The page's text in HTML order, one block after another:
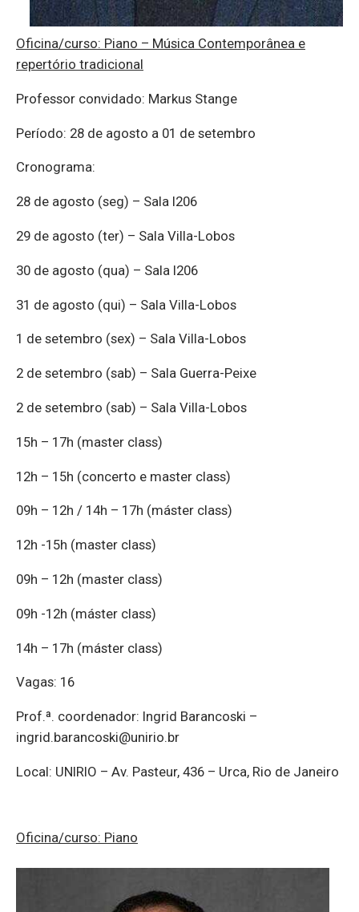
Oficina/curso: Piano – Música Contemporânea e
repertório tradicional
Professor convidado: Markus Stange
Período: 28 de agosto a 01 de setembro
Cronograma:
28 de agosto (seg) – Sala I206
29 de agosto (ter) – Sala Villa-Lobos
30 de agosto (qua) – Sala I206
31 de agosto (qui) – Sala Villa-Lobos
1 de setembro (sex) – Sala Villa-Lobos
2 de setembro (sab) – Sala Guerra-Peixe
2 de setembro (sab) – Sala Villa-Lobos
15h – 17h (master class)
12h – 15h (concerto e master class)
09h – 12h / 14h – 17h (máster class)
12h -15h (master class)
09h – 12h (master class)
09h -12h (máster class)
14h – 17h (máster class)
Vagas: 16
Prof.ª. coordenador: Ingrid Barancoski –
ingrid.barancoski@unirio.br
Local: UNIRIO – Av. Pasteur, 436 – Urca, Rio de Janeiro
Oficina/curso: Piano